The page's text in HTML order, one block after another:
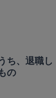
ち、退職し
の